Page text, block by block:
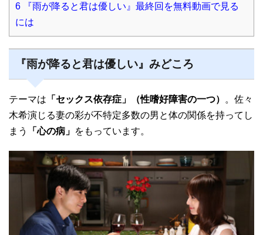
6 『雨が降ると君は優しい』最終回を無料動画で見る
には
『雨が降ると君は優しい』みどころ
テーマは 「セックス依存症」（性嗜好障害の一つ）
。佐々
木希演じる妻の彩が不特定多数の男と体の関係を持ってし
まう
「心の病」 をもっています。